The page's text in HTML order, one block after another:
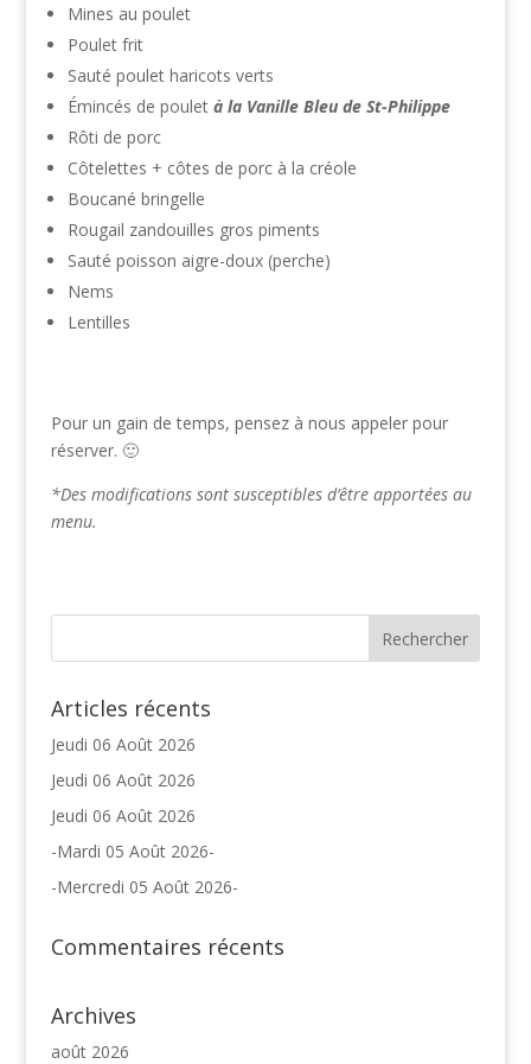
Mines au poulet
Poulet frit
Sauté poulet haricots verts
Émincés de poulet à la Vanille Bleu de St-Philippe
Rôti de porc
Côtelettes + côtes de porc à la créole
Boucané bringelle
Rougail zandouilles gros piments
Sauté poisson aigre-doux (perche)
Nems
Lentilles
Pour un gain de temps, pensez à nous appeler pour
réserver. 🙂
*Des modifications sont susceptibles d’être apportées au
menu.
Articles récents
Jeudi 06 Août 2026
Jeudi 06 Août 2026
Jeudi 06 Août 2026
-Mardi 05 Août 2026-
-Mercredi 05 Août 2026-
Commentaires récents
Archives
août 2026